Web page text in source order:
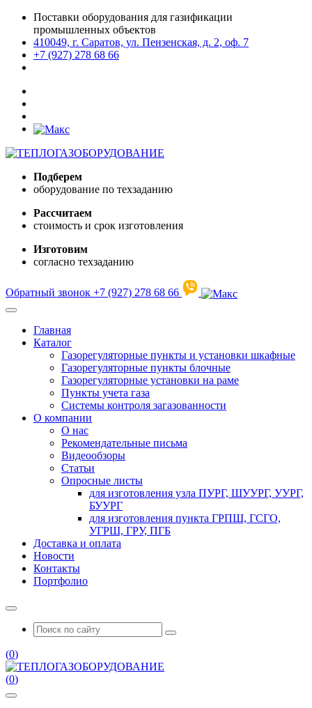
Поставки оборудования для газификации
промышленных объектов
410049, г. Саратов, ул. Пензенская, д. 2, оф. 7
+7 (927) 278 68 66
Подберем
оборудование по техзаданию
Рассчитаем
стоимость и срок изготовления
Изготовим
согласно техзаданию
Обратный звонок +7 (927) 278 68 66
Главная
Каталог
Газорегуляторные пункты и установки шкафные
Газорегуляторные пункты блочные
Газорегуляторные установки на раме
Пункты учета газа
Системы контроля загазованности
О компании
О нас
Рекомендательные письма
Видеообзоры
Статьи
Опросные листы
для изготовления узла ПУРГ, ШУУРГ, УУРГ,
БУУРГ
для изготовления пункта ГРПШ, ГСГО,
УГРШ, ГРУ, ПГБ
Доставка и оплата
Новости
Контакты
Портфолио
(0)
(0)